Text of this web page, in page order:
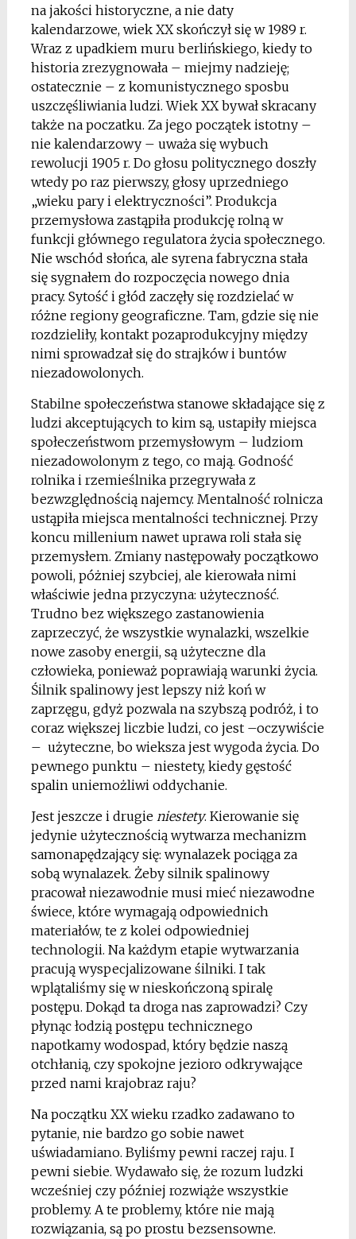
na jakości historyczne, a nie daty
kalendarzowe, wiek XX skończył się w 1989 r.
Wraz z upadkiem muru berlińskiego, kiedy to
historia zrezygnowała – miejmy nadzieję;
ostatecznie – z komunistycznego sposbu
uszczęśliwiania ludzi. Wiek XX bywał skracany
także na poczatku. Za jego początek istotny –
nie kalendarzowy – uważa się wybuch
rewolucji 1905 r. Do głosu politycznego doszły
wtedy po raz pierwszy, głosy uprzedniego
„wieku pary i elektryczności”. Produkcja
przemysłowa zastąpiła produkcję rolną w
funkcji głównego regulatora życia społecznego.
Nie wschód słońca, ale syrena fabryczna stała
się sygnałem do rozpoczęcia nowego dnia
pracy. Sytość i głód zaczęły się rozdzielać w
różne regiony geograficzne. Tam, gdzie się nie
rozdzieliły, kontakt pozaprodukcyjny między
nimi sprowadzał się do strajków i buntów
niezadowolonych.
Stabilne społeczeństwa stanowe składające się z
ludzi akceptujących to kim są, ustapiły miejsca
społeczeństwom przemysłowym – ludziom
niezadowolonym z tego, co mają. Godność
rolnika i rzemieślnika przegrywała z
bezwzględnością najemcy. Mentalność rolnicza
ustąpiła miejsca mentalności technicznej. Przy
koncu millenium nawet uprawa roli stała się
przemysłem. Zmiany następowały początkowo
powoli, póżniej szybciej, ale kierowała nimi
właściwie jedna przyczyna: użyteczność.
Trudno bez większego zastanowienia
zaprzeczyć, że wszystkie wynalazki, wszelkie
nowe zasoby energii, są użyteczne dla
człowieka, ponieważ poprawiają warunki życia.
Śilnik spalinowy jest lepszy niż koń w
zaprzęgu, gdyż pozwala na szybszą podróż, i to
coraz większej liczbie ludzi, co jest –oczywiście
– użyteczne, bo wieksza jest wygoda życia. Do
pewnego punktu – niestety, kiedy gęstość
spalin uniemożliwi oddychanie.
Jest jeszcze i drugieniestety. Kierowanie się
jedynie użytecznością wytwarza mechanizm
samonapędzający się: wynalazek pociąga za
sobą wynalazek. Żeby silnik spalinowy
pracował niezawodnie musi mieć niezawodne
świece, które wymagają odpowiednich
materiałów, te z kolei odpowiedniej
technologii. Na każdym etapie wytwarzania
pracują wyspecjalizowane śilniki. I tak
wplątaliśmy się w nieskończoną spiralę
postępu. Dokąd ta droga nas zaprowadzi? Czy
płynąc łodzią postępu technicznego
napotkamy wodospad, który będzie naszą
otchłanią, czy spokojne jezioro odkrywające
przed nami krajobraz raju?
Na początku XX wieku rzadko zadawano to
pytanie, nie bardzo go sobie nawet
uświadamiano. Byliśmy pewni raczej raju. I
pewni siebie. Wydawało się, że rozum ludzki
wcześniej czy później rozwiąże wszystkie
problemy. A te problemy, które nie mają
rozwiązania, są po prostu bezsensowne.